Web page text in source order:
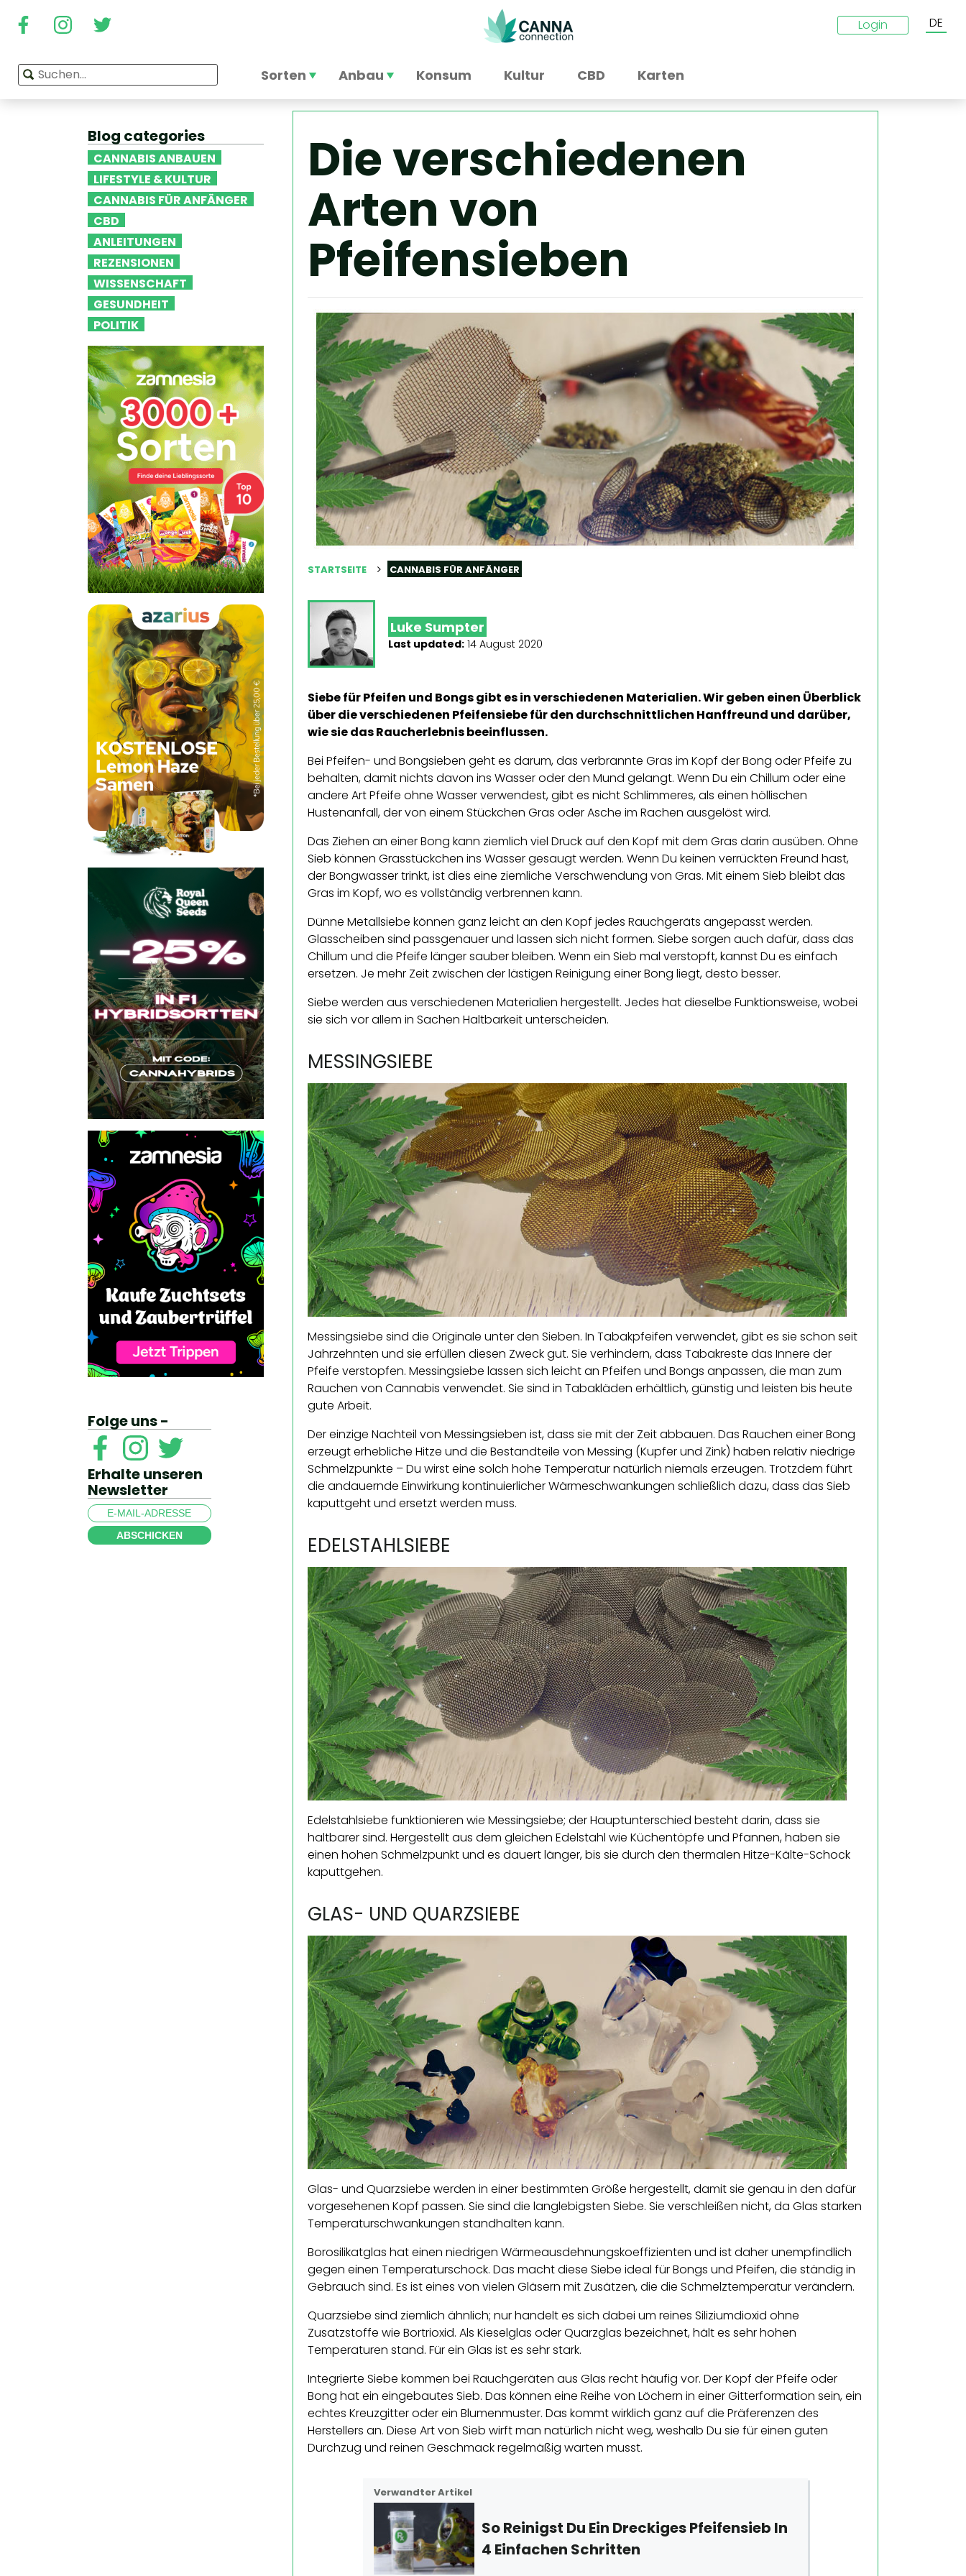
Login DE
Sorten Anbau Konsum Kultur CBD Karten
Blog categories
CANNABIS ANBAUEN
LIFESTYLE & KULTUR
CANNABIS FÜR ANFÄNGER
CBD
ANLEITUNGEN
REZENSIONEN
WISSENSCHAFT
GESUNDHEIT
POLITIK
Folge uns -
Erhalte unseren
Newsletter
ABSCHICKEN
Die verschiedenen
Arten von
Pfeifensieben
STARTSEITE CANNABIS FÜR ANFÄNGER
Luke Sumpter
Last updated: 14 August 2020
Siebe für Pfeifen und Bongs gibt es in verschiedenen Materialien. Wir geben einen Überblick
über die verschiedenen Pfeifensiebe für den durchschnittlichen Hanffreund und darüber,
wie sie das Raucherlebnis beeinflussen.
Bei Pfeifen- und Bongsieben geht es darum, das verbrannte Gras im Kopf der Bong oder Pfeife zu
behalten, damit nichts davon ins Wasser oder den Mund gelangt. Wenn Du ein Chillum oder eine
andere Art Pfeife ohne Wasser verwendest, gibt es nicht Schlimmeres, als einen höllischen
Hustenanfall, der von einem Stückchen Gras oder Asche im Rachen ausgelöst wird.
Das Ziehen an einer Bong kann ziemlich viel Druck auf den Kopf mit dem Gras darin ausüben. Ohne
Sieb können Grasstückchen ins Wasser gesaugt werden. Wenn Du keinen verrückten Freund hast,
der Bongwasser trinkt, ist dies eine ziemliche Verschwendung von Gras. Mit einem Sieb bleibt das
Gras im Kopf, wo es vollständig verbrennen kann.
Dünne Metallsiebe können ganz leicht an den Kopf jedes Rauchgeräts angepasst werden.
Glasscheiben sind passgenauer und lassen sich nicht formen. Siebe sorgen auch dafür, dass das
Chillum und die Pfeife länger sauber bleiben. Wenn ein Sieb mal verstopft, kannst Du es einfach
ersetzen. Je mehr Zeit zwischen der lästigen Reinigung einer Bong liegt, desto besser.
Siebe werden aus verschiedenen Materialien hergestellt. Jedes hat dieselbe Funktionsweise, wobei
sie sich vor allem in Sachen Haltbarkeit unterscheiden.
MESSINGSIEBE
Messingsiebe sind die Originale unter den Sieben. In Tabakpfeifen verwendet, gibt es sie schon seit
Jahrzehnten und sie erfüllen diesen Zweck gut. Sie verhindern, dass Tabakreste das Innere der
Pfeife verstopfen. Messingsiebe lassen sich leicht an Pfeifen und Bongs anpassen, die man zum
Rauchen von Cannabis verwendet. Sie sind in Tabakläden erhältlich, günstig und leisten bis heute
gute Arbeit.
Der einzige Nachteil von Messingsieben ist, dass sie mit der Zeit abbauen. Das Rauchen einer Bong
erzeugt erhebliche Hitze und die Bestandteile von Messing (Kupfer und Zink) haben relativ niedrige
Schmelzpunkte – Du wirst eine solch hohe Temperatur natürlich niemals erzeugen. Trotzdem führt
die andauernde Einwirkung kontinuierlicher Wärmeschwankungen schließlich dazu, dass das Sieb
kaputtgeht und ersetzt werden muss.
EDELSTAHLSIEBE
Edelstahlsiebe funktionieren wie Messingsiebe; der Hauptunterschied besteht darin, dass sie
haltbarer sind. Hergestellt aus dem gleichen Edelstahl wie Küchentöpfe und Pfannen, haben sie
einen hohen Schmelzpunkt und es dauert länger, bis sie durch den thermalen Hitze-Kälte-Schock
kaputtgehen.
GLAS- UND QUARZSIEBE
Glas- und Quarzsiebe werden in einer bestimmten Größe hergestellt, damit sie genau in den dafür
vorgesehenen Kopf passen. Sie sind die langlebigsten Siebe. Sie verschleißen nicht, da Glas starken
Temperaturschwankungen standhalten kann.
Borosilikatglas hat einen niedrigen Wärmeausdehnungskoeffizienten und ist daher unempfindlich
gegen einen Temperaturschock. Das macht diese Siebe ideal für Bongs und Pfeifen, die ständig in
Gebrauch sind. Es ist eines von vielen Gläsern mit Zusätzen, die die Schmelztemperatur verändern.
Quarzsiebe sind ziemlich ähnlich; nur handelt es sich dabei um reines Siliziumdioxid ohne
Zusatzstoffe wie Bortrioxid. Als Kieselglas oder Quarzglas bezeichnet, hält es sehr hohen
Temperaturen stand. Für ein Glas ist es sehr stark.
Integrierte Siebe kommen bei Rauchgeräten aus Glas recht häufig vor. Der Kopf der Pfeife oder
Bong hat ein eingebautes Sieb. Das können eine Reihe von Löchern in einer Gitterformation sein, ein
echtes Kreuzgitter oder ein Blumenmuster. Das kommt wirklich ganz auf die Präferenzen des
Herstellers an. Diese Art von Sieb wirft man natürlich nicht weg, weshalb Du sie für einen guten
Durchzug und reinen Geschmack regelmäßig warten musst.
Verwandter Artikel
So Reinigst Du Ein Dreckiges Pfeifensieb In
4 Einfachen Schritten